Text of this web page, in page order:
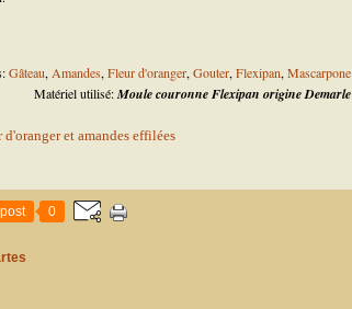
Gâteau, Amandes, Fleur d'oranger, Gouter, Flexipan, Mascarpone
Matériel utilisé:Moule couronne Flexipan origine Demarle
0